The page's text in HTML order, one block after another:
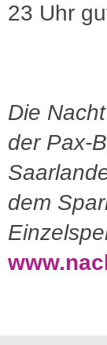
23 Uhr
Die
der Pax-
dem